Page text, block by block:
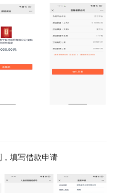
填写借款申请